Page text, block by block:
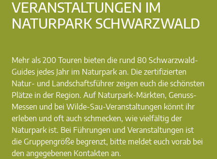
VERANSTALTUNGEN IM
NATURPARK SCHWARZWALD
Mehr als 200 Touren bieten die rund 80 Schwarzwald-
Guides jedes Jahr im Naturpark an. Die zertifizierten
Natur- und Landschaftsführer zeigen euch die schönsten
Plätze in der Region. Auf Naturpark-Märkten, Genuss-
Messen und bei Wilde-Sau-Veranstaltungen könnt ihr
erleben und oft auch schmecken, wie vielfältig der
Naturpark ist. Bei Führungen und Veranstaltungen ist
die Gruppengröße begrenzt, bitte meldet euch vorab bei
den angegebenen Kontakten an.